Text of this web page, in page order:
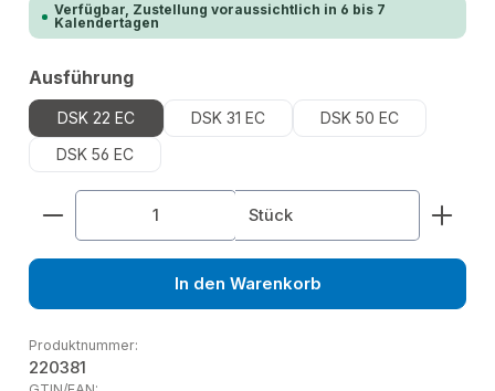
Verfügbar, Zustellung voraussichtlich in 6 bis 7
Kalendertagen
Ausführungauswählen
DSK 22 EC DSK 31 EC
DSK 50 EC
DSK 56 EC
Produkt Anzahl: Gib den gewünschten Wert
Stück
In den Warenkorb
Produktnummer:
220381